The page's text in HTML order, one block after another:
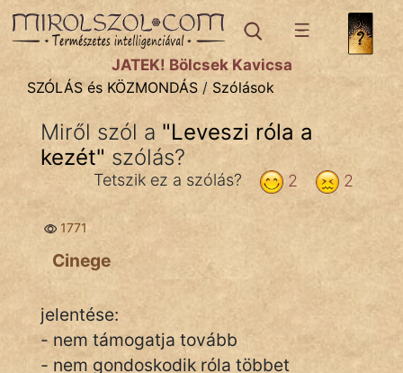
SZÓLÁS ÉS KÖZMONDÁStémák:
Bibliai
Közmondások
Szállóigék
Szóláscsoportok
Szólások
Tréfás
JÁTÉK! Bölcsek Kavicsa
SZÓLÁS és KÖZMONDÁS / Szólások
Miről szól a "Leveszi róla a
kezét" szólás?
2
2
Tetszik ez a szólás?
1771
Cinege
jelentése:
- nem támogatja tovább
- nem gondoskodik róla többet